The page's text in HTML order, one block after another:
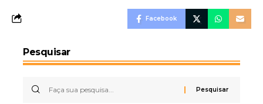
Facebook
Pesquisar